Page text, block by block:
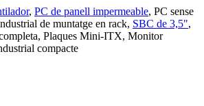
, PC de panell impermeable, PC sense
de muntatge en rack, SBC de 3,5",
, Plaques Mini-ITX, Monitor
compacte